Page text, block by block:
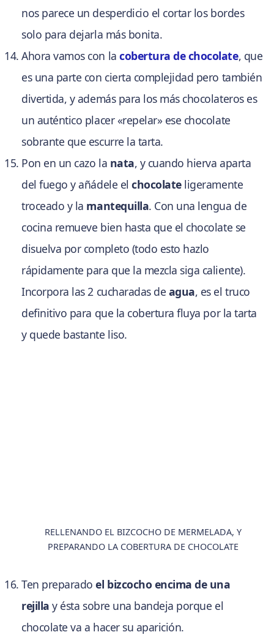
nos parece un desperdicio el cortar los bordes
solo para dejarla más bonita.
Ahora vamos con lacobertura de chocolate, que
es una parte con cierta complejidad pero también
divertida, y además para los más chocolateros es
un auténtico placer «repelar» ese chocolate
sobrante que escurre la tarta.
Pon en un cazo la nata, y cuando hierva aparta
del fuego y añádele elchocolateligeramente
troceado y la mantequilla. Con una lengua de
cocina remueve bien hasta que el chocolate se
disuelva por completo (todo esto hazlo
rápidamente para que la mezcla siga caliente).
Incorpora las 2 cucharadas de agua, es el truco
definitivo para que la cobertura fluya por la tarta
y quede bastante liso.
RELLENANDO EL BIZCOCHO DE MERMELADA, Y
PREPARANDO LA COBERTURA DE CHOCOLATE
Ten preparadoel bizcocho encima de una
rejilla y ésta sobre una bandeja porque el
chocolate va a hacer su aparición.